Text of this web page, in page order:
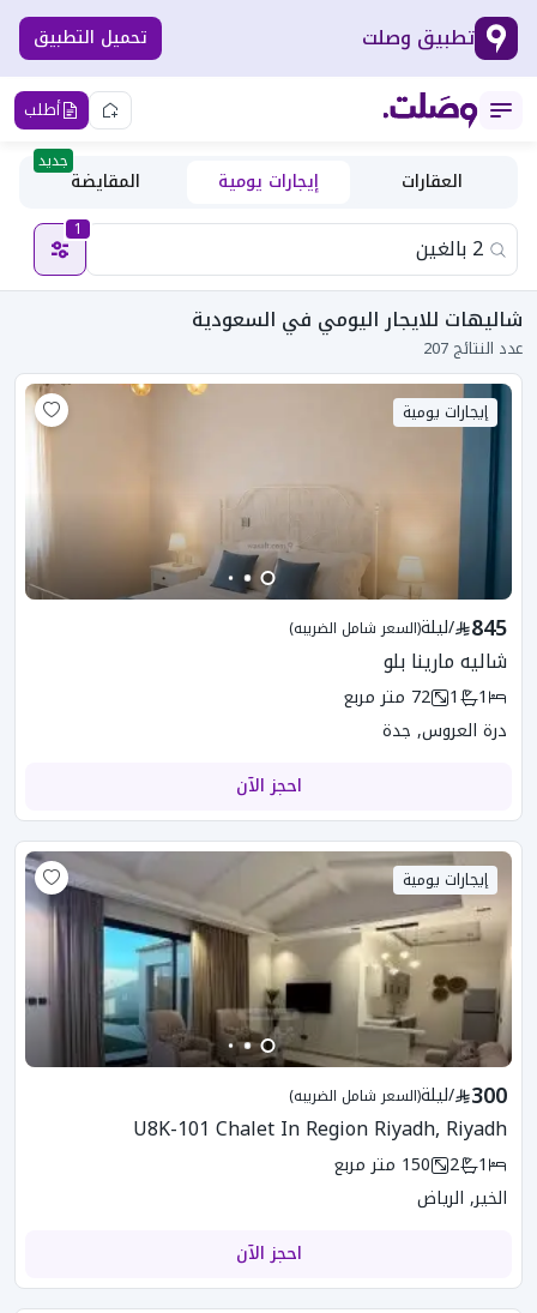
تطبيق وصلت تحميل التطبيق
أطلب
العقارات إيجارات يومية المقايضة
جديد
1
شاليهات للايجار اليومي في السعودية
عدد النتائج 207
إيجارات يومية
845
/ليلة(السعر شامل الضريبه)
شاليه مارينا بلو
1
1
72 متر مربع
درة العروس, جدة
احجز الآن
إيجارات يومية
300
/ليلة(السعر شامل الضريبه)
U8K-101 Chalet In Region Riyadh, Riyadh
1
2
150 متر مربع
الخير, الرياض
احجز الآن